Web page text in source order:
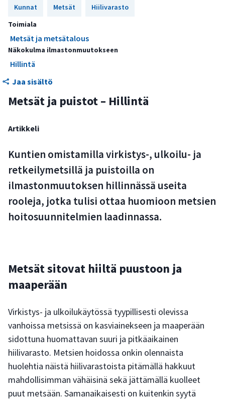
Kunnat
Metsät
Hiilivarasto
Toimiala
Metsät ja metsätalous
Näkokulma ilmastonmuutokseen
Hillintä
Jaa sisältö
Metsät ja puistot – Hillintä
Artikkeli
Kuntien omistamilla virkistys-, ulkoilu- ja
retkeilymetsillä ja puistoilla on
ilmastonmuutoksen hillinnässä useita
rooleja, jotka tulisi ottaa huomioon metsien
hoitosuunnitelmien laadinnassa.
Metsät sitovat hiiltä puustoon ja
maaperään
Virkistys- ja ulkoilukäytössä tyypillisesti olevissa
vanhoissa metsissä on kasviainekseen ja maaperään
sidottuna huomattavan suuri ja pitkäaikainen
hiilivarasto. Metsien hoidossa onkin olennaista
huolehtia näistä hiilivarastoista pitämällä hakkuut
mahdollisimman vähäisinä sekä jättämällä kuolleet
puut metsään. Samanaikaisesti on kuitenkin syytä